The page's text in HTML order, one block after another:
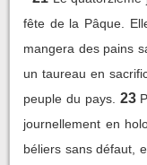
fête de la Pâque.
mangera des pains
un taureau en
peuple du pays. 23
journellement en
béliers sans défaut,